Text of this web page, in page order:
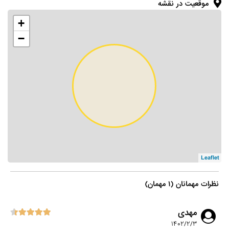
موقعیت در نقشه
+
−
Leaflet
نظرات مهمانان (۱ مهمان)
مهدی
۱۴۰۲/۲/۳